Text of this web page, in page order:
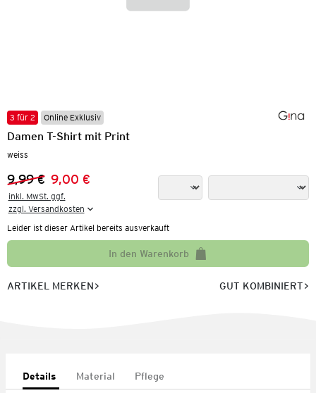
3 für 2 Online Exklusiv
Damen T-Shirt mit Print
weiss
Vorheriger Preis:
9,99 €
Neuer Preis:
9,00 €
inkl. MwSt. ggf.
zzgl. Versandkosten
Leider ist dieser Artikel bereits ausverkauft
In den Warenkorb
ARTIKEL MERKEN GUT KOMBINIERT
Details Material Pflege